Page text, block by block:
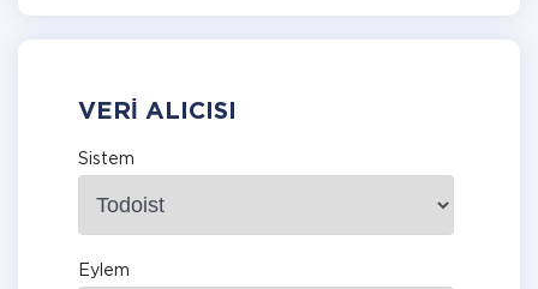
VERI ALICISI
Sistem
Eylem